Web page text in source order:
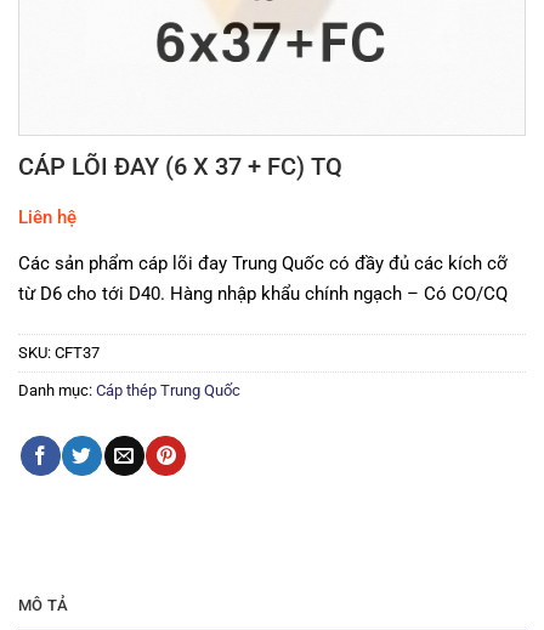
CÁP LÕI ĐAY (6 X 37 + FC) TQ
Liên hệ
Các sản phẩm cáp lõi đay Trung Quốc có đầy đủ các kích cỡ
từ D6 cho tới D40. Hàng nhập khẩu chính ngạch – Có CO/CQ
SKU: CFT37
Danh mục: Cáp thép Trung Quốc
MÔ TẢ